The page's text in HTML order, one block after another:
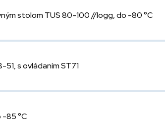
stolom TUS 80-100 //logg, do -80 °C
51, s ovládaním ST71
-85 °C